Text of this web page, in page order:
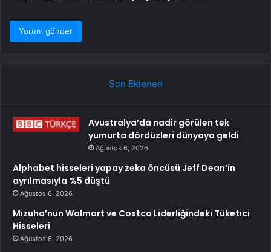
Son Eklenen
Avustralya’da nadir görülen tek
yumurta dördüzleri dünyaya geldi
Ağustos 6, 2026
Alphabet hisseleri yapay zeka öncüsü Jeff Dean’in
ayrılmasıyla %5 düştü
Ağustos 6, 2026
Mizuho’nun Walmart ve Costco Liderliğindeki Tüketici
Hisseleri
Ağustos 6, 2026